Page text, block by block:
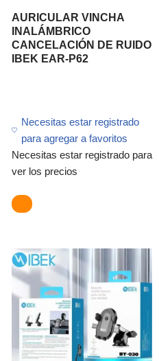
AURICULAR VINCHA
INALÁMBRICO
CANCELACIÓN DE RUIDO
IBEK EAR-P62
Necesitas estar registrado
para agregar a favoritos
Necesitas estar registrado para
ver los precios